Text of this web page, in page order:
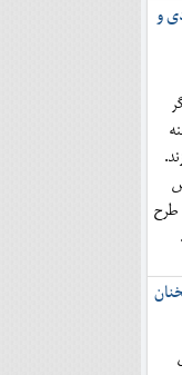
و
طرح